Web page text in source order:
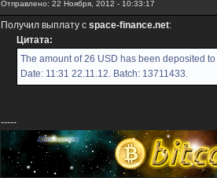
Отправлено: 22 Ноября, 2012 - 10:33:17
Получил выплату с space-finance.net:
Цитата:
The amount of 26 USD has been deposited
Date: 11:31 22.11.12. Batch: 13711433.
-----